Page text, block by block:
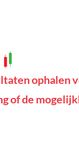
ophalen
of de